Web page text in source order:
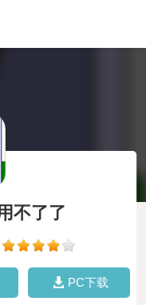
不了了
PC下载